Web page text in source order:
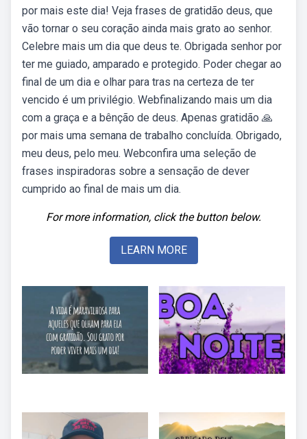
por mais este dia! Veja frases de gratidão deus, que
vão tornar o seu coração ainda mais grato ao senhor.
Celebre mais um dia que deus te. Obrigada senhor por
ter me guiado, amparado e protegido. Poder chegar ao
final de um dia e olhar para tras na certeza de ter
vencido é um privilégio. Webfinalizando mais um dia
com a graça e a bênção de deus. Apenas gratidão 🙏
por mais uma semana de trabalho concluída. Obrigado,
meu deus, pelo meu. Webconfira uma seleção de
frases inspiradoras sobre a sensação de dever
cumprido ao final de mais um dia.
For more information, click the button below.
LEARN MORE